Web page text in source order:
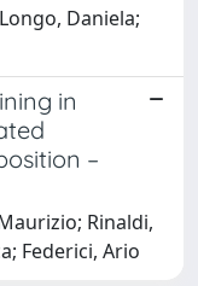
Daniela;
in
–
Rinaldi,
Federici, Ario